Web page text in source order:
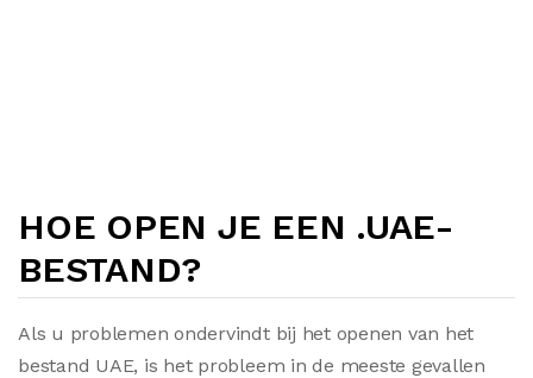
HOE OPEN JE EEN .UAE-
BESTAND?
Als u problemen ondervindt bij het openen van het
bestand UAE, is het probleem in de meeste gevallen